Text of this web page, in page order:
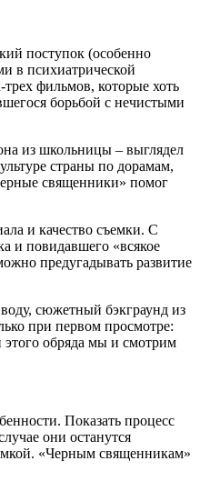
поступок (особенно
в психиатрической
фильмов, которые хоть
борьбой с нечистыми
из школьницы – выглядел
страны по дорамам,
священники» помог
и качество съемки. С
и повидавшего «всякое
предугадывать развитие
сюжетный бэкграунд из
при первом просмотре:
этого обряда мы и смотрим
Показать процесс
они останутся
«Черным священникам»